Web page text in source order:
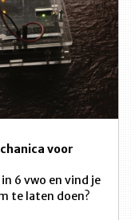
voor
6 vwo en vind je
te laten doen?